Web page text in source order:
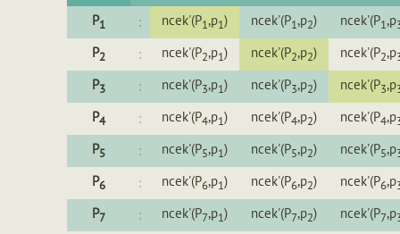
P1 : ncek'(P1,p1) ncek'(P1,p2) ncek'(P1,p
P2 : ncek'(P2,p1) ncek'(P2,p2) ncek'(P2,p
P3 : ncek'(P3,p1) ncek'(P3,p2) ncek'(P3,p
P4 : ncek'(P4,p1) ncek'(P4,p2) ncek'(P4,p
P5 : ncek'(P5,p1) ncek'(P5,p2) ncek'(P5,p
P6 : ncek'(P6,p1) ncek'(P6,p2) ncek'(P6,p
P7 : ncek'(P7,p1) ncek'(P7,p2) ncek'(P7,p